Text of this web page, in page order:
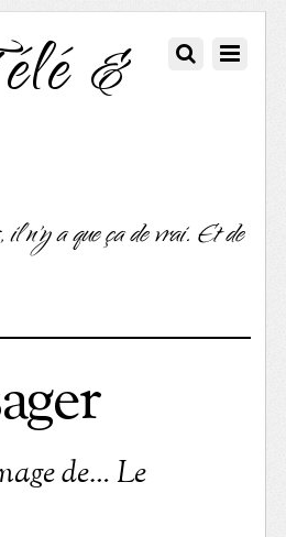
&
il n'y a que ça de vrai. Et de
de… Le